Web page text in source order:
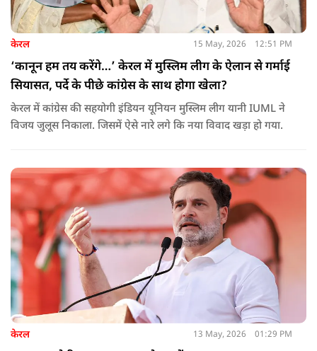
केरल 15 May, 2026 12:51 PM
‘कानून हम तय करेंगे…’ केरल में मुस्लिम लीग के ऐलान से गर्माई
सियासत, पर्दे के पीछे कांग्रेस के साथ होगा खेला?
केरल में कांग्रेस की सहयोगी इंडियन यूनियन मुस्लिम लीग यानी IUML ने
विजय जुलूस निकाला. जिसमें ऐसे नारे लगे कि नया विवाद खड़ा हो गया.
केरल 13 May, 2026 01:29 PM